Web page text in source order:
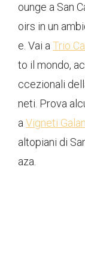
ounge a San
oirs in un
e. Vai aTrio
to il mondo,
ccezionali
neti. Prova
aVigneti
altopiani di
aza.